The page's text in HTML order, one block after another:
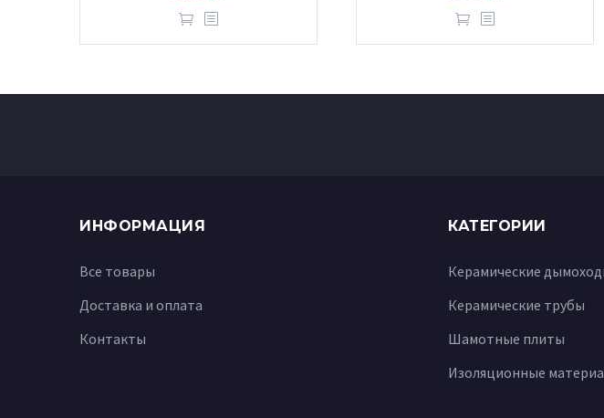
ИНФОРМАЦИЯ
Все товары
Доставка и оплата
Контакты
КАТЕГОРИИ
Керамические
Керамические трубы
Шамотные плиты
Изоляционные